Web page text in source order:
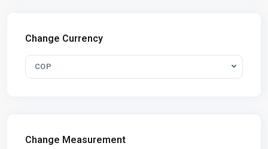
Change Currency
COP
Change Measurement